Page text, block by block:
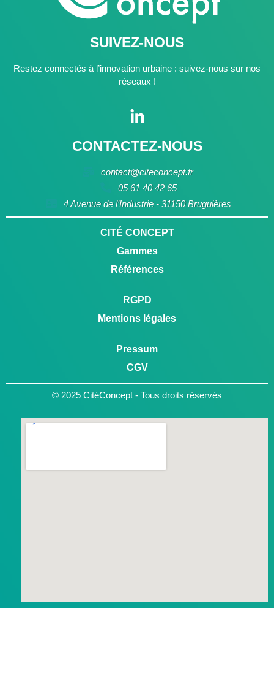
SUIVEZ-NOUS
Restez connectés à l’innovation urbaine : suivez-nous sur nos
réseaux !
CONTACTEZ-NOUS
contact@citeconcept.fr
05 61 40 42 65
4 Avenue de l’Industrie - 31150 Bruguières
CITÉ CONCEPT
Gammes
Références
RGPD
Mentions légales
Pressum
CGV
© 2025 CitéConcept - Tous droits réservés